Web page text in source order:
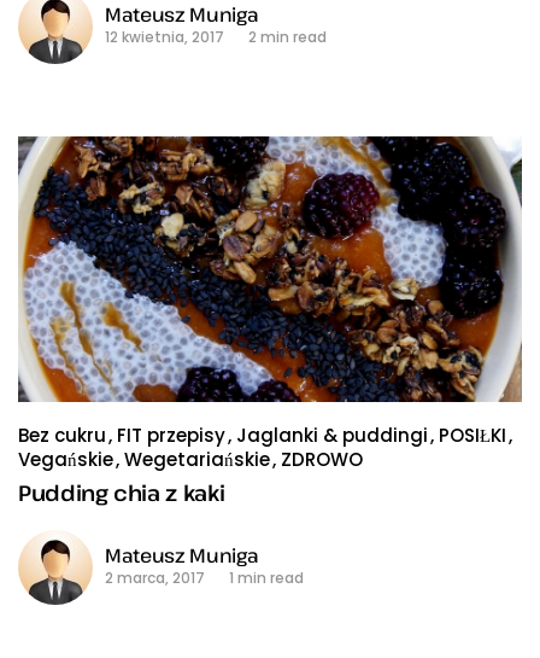
Mateusz Muniga
12 kwietnia, 2017 2 min read
Bez cukru FIT przepisy Jaglanki & puddingi POSIŁKI
Vegańskie Wegetariańskie ZDROWO
Pudding chia z kaki
Mateusz Muniga
2 marca, 2017 1 min read